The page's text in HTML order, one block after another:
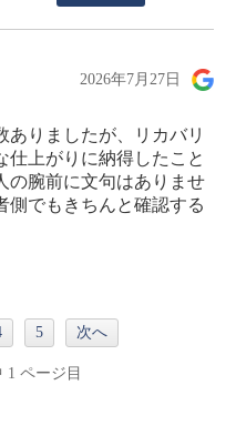
2026年7月27日
ありましたが、リカバリ
仕上がりに納得したこと
の腕前に文句はありませ
側でもきちんと確認する
5 次へ
1 ページ目